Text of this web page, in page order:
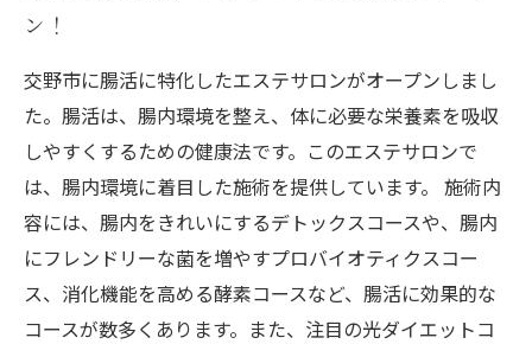
ン！
交野市に腸活に特化したエステサロンがオープンしまし
た。腸活は、腸内環境を整え、体に必要な栄養素を吸収
しやすくするための健康法です。このエステサロンで
は、腸内環境に着目した施術を提供しています。 施術内
容には、腸内をきれいにするデトックスコースや、腸内
にフレンドリーな菌を増やすプロバイオティクスコー
ス、消化機能を高める酵素コースなど、腸活に効果的な
コースが数多くあります。また、注目の光ダイエットコ